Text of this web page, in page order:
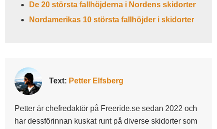
De 20 största fallhöjderna i Nordens skidorter
Nordamerikas 10 största fallhöjder i skidorter
Text: Petter Elfsberg
Petter är chefredaktör på Freeride.se sedan 2022 och
har dessförinnan kuskat runt på diverse skidorter som